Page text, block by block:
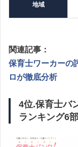
地域
関連記事：
保育士ワーカーの
ロが徹底分析
4位.保育士バ
ランキング6